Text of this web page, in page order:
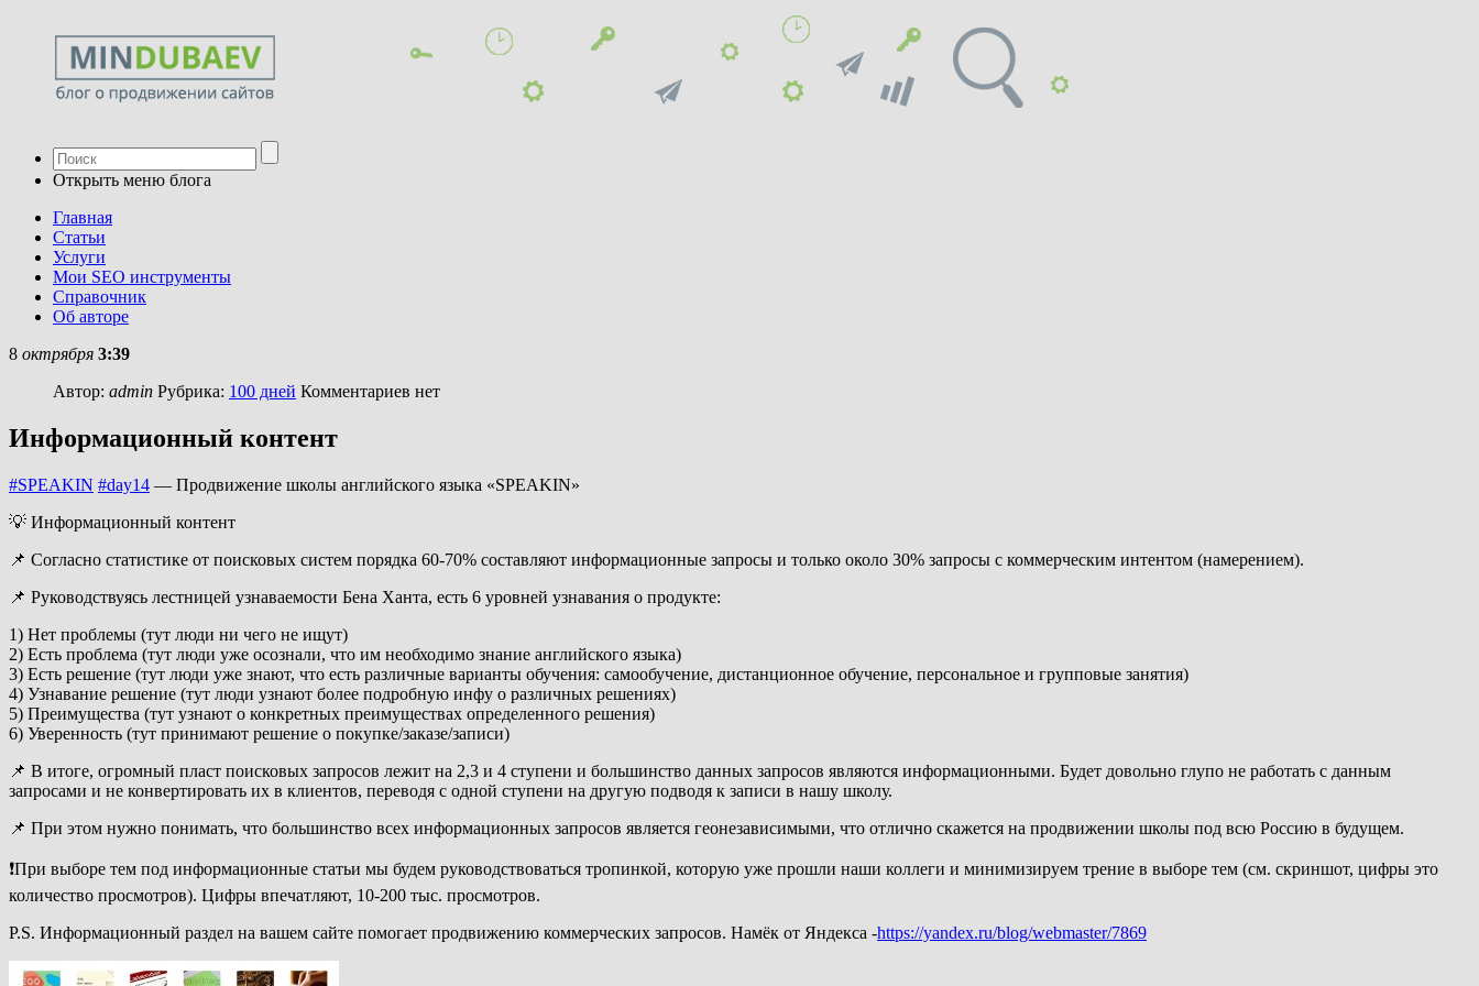
Открыть меню блога
Главная
Статьи
Услуги
Мои SEO инструменты
Справочник
Об авторе
8 октрября 3:39
Автор: admin Рубрика: 100 дней Комментариев нет
Информационный контент
#SPEAKIN #day14 — Продвижение школы английского языка «SPEAKIN»
💡 Информационный контент
📌 Согласно статистике от поисковых систем порядка 60-70% составляют информационные запросы и только около 30% запросы с коммерческим интентом (намерением).
📌 Руководствуясь лестницей узнаваемости Бена Ханта, есть 6 уровней узнавания о продукте:
1) Нет проблемы (тут люди ни чего не ищут)
2) Есть проблема (тут люди уже осознали, что им необходимо знание английского языка)
3) Есть решение (тут люди уже знают, что есть различные варианты обучения: самообучение, дистанционное обучение, персональное и групповые занятия)
4) Узнавание решение (тут люди узнают более подробную инфу о различных решениях)
5) Преимущества (тут узнают о конкретных преимуществах определенного решения)
6) Уверенность (тут принимают решение о покупке/заказе/записи)
📌 В итоге, огромный пласт поисковых запросов лежит на 2,3 и 4 ступени и большинство данных запросов являются информационными. Будет довольно глупо не работать с данным
запросами и не конвертировать их в клиентов, переводя с одной ступени на другую подводя к записи в нашу школу.
📌 При этом нужно понимать, что большинство всех информационных запросов является геонезависимыми, что отлично скажется на продвижении школы под всю Россию в будущем.
❗При выборе тем под информационные статьи мы будем руководствоваться тропинкой, которую уже прошли наши коллеги и минимизируем трение в выборе тем (см. скриншот, цифры это
количество просмотров). Цифры впечатляют, 10-200 тыс. просмотров.
P.S. Информационный раздел на вашем сайте помогает продвижению коммерческих запросов. Намёк от Яндекса -https://yandex.ru/blog/webmaster/7869